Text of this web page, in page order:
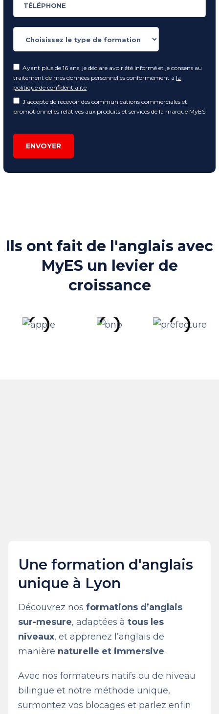
Ayant plus de 16 ans, je déclare avoir été informé et je consens au
traitement de mes données personnelles conformément à la
politique de confidentialité
J’accepte de recevoir des communications commerciales et
promotionnelles relatives aux produits et services de la marque MyES
ENVOYER
Ils ont fait de l'anglais avec
MyES un levier de
croissance
Une formation d'anglais
unique à Lyon
Découvrez nosformations d’anglais
sur-mesure, adaptées àtous les
niveaux, et apprenez l’anglais de
manière naturelle et immersive.
Avec nos formateurs natifs ou de niveau
bilingue et notre méthode unique,
surmontez vos blocages et parlez enfin